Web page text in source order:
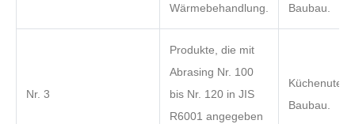
Wärmebehandlung.
Baubau.
Nr. 3
Produkte, die mit
Abrasing Nr. 100
bis Nr. 120 in JIS
R6001 angegeben
Baubau.